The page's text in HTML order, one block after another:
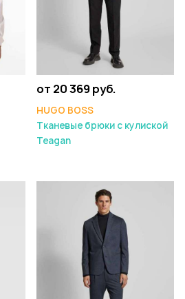
от 20 369 руб.
HUGO BOSS
Тканевые брюки с кулиской
Teagan